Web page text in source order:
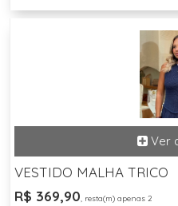
VESTIDO MALHA TRICO
R$ 369,90, resta(m) apenas 2